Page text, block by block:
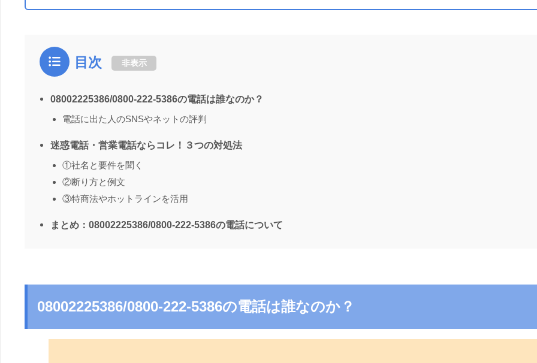
目次 非表示
08002225386/0800-222-5386の電話は誰なのか？
電話に出た人のSNSやネットの評判
迷惑電話・営業電話ならコレ！３つの対処法
①社名と要件を聞く
②断り方と例文
③特商法やホットラインを活用
まとめ：08002225386/0800-222-5386の電話について
08002225386/0800-222-5386の電話は誰なのか？